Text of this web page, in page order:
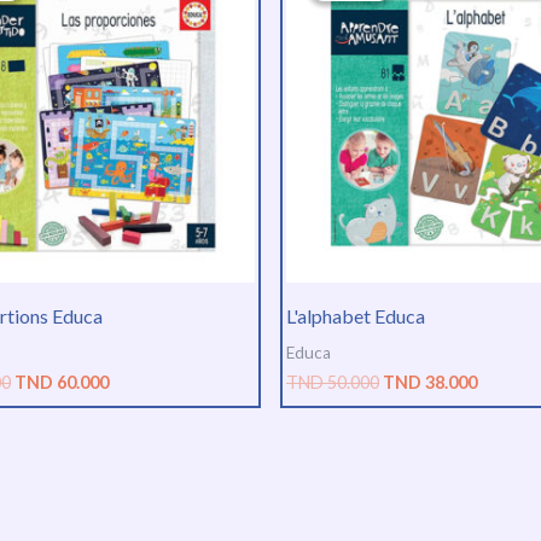
Educa
était :
TND
80.000.
TND 60.000
est :
TND
60.000.
L'alphabet Educa
Educa
TND50.000
était :
TND
50.000.
TND 38.000
est :
TND
38.000.